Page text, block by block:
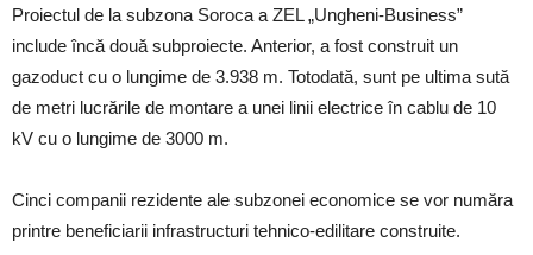
Proiectul de la subzona Soroca a ZEL „Ungheni-Business”
include încă două subproiecte. Anterior, a fost construit un
gazoduct cu o lungime de 3.938 m. Totodată, sunt pe ultima sută
de metri lucrările de montare a unei linii electrice în cablu de 10
kV cu o lungime de 3000 m.
Cinci companii rezidente ale subzonei economice se vor număra
printre beneficiarii infrastructuri tehnico-edilitare construite.